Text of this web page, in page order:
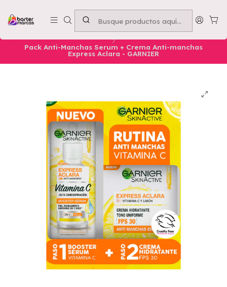
Emprende con nosotros -Compra mínima $50.000
Nuestros Productos Belleza Rostro
SKINCARE
Pack Anti-Manchas Serum + Crema Anti-manchas
Express Aclara - GARNIER